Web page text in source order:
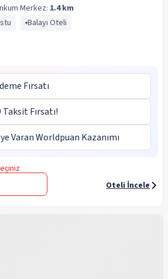
Merkez: 1.4 km
Balayı Oteli
Fırsatı
Taksit Fırsatı!
Varan Worldpuan Kazanımı
Oteli İncele